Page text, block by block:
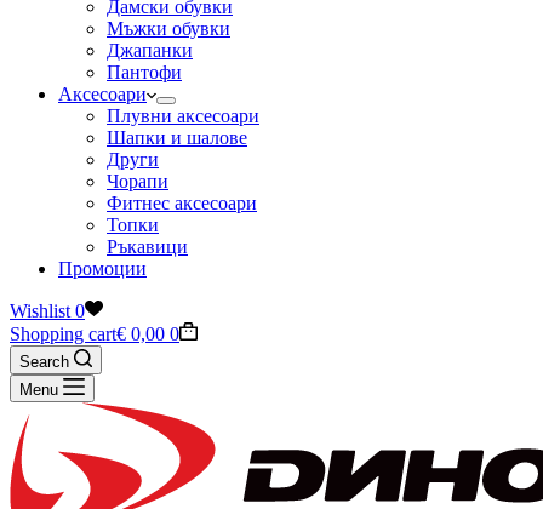
Дамски обувки
Мъжки обувки
Джапанки
Пантофи
Аксесоари
Плувни аксесоари
Шапки и шалове
Други
Чорапи
Фитнес аксесоари
Топки
Ръкавици
Промоции
Wishlist 0
Shopping cart€ 0,00 0
Search
Menu